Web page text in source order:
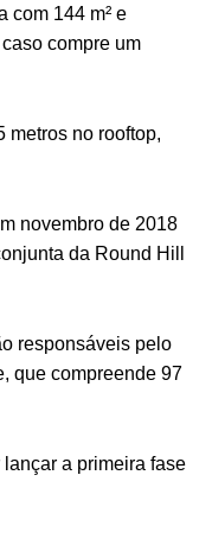
com 144 m² e
compre um
metros no rooftop,
novembro de 2018
da Round Hill
responsáveis pelo
que compreende 97
a primeira fase